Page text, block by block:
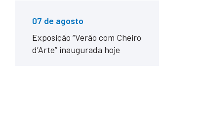
07 de agosto
Exposição “Verão com Cheiro
d’Arte” inaugurada hoje